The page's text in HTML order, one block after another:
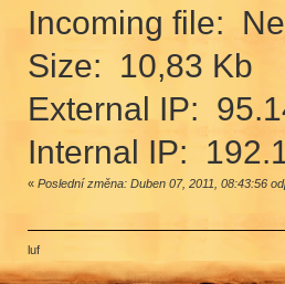
Incoming file:
Size: 10,83 Kb
External IP:
Internal IP:
« Poslední změna: Duben 07, 2011, 08:43:56
luf